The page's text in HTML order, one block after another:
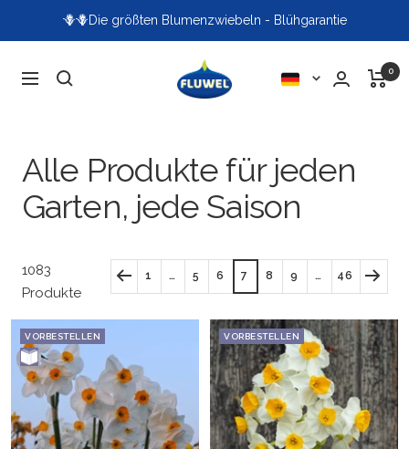
🪻🪻Die größten Blumenzwiebeln - Blühgarantie
Navigation
Fluwel Sprache 0
Alle Produkte für jeden
Garten, jede Saison
1083
Produkte
1 … 5 6 7 8 9 … 46
VORBESTELLEN VORBESTELLEN